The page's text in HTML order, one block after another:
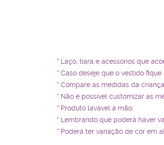
* Laço, tiara e acessórios que
* Caso deseje que o vestido
* Compare as medidas da
* Não é possível customizar as
* Produto lavável à mão;
* Lembrando que poderá haver
* Poderá ter variação de cor em